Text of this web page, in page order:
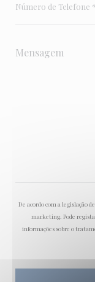
De acordo com a legislação
marketing. Pode
informações sobre o